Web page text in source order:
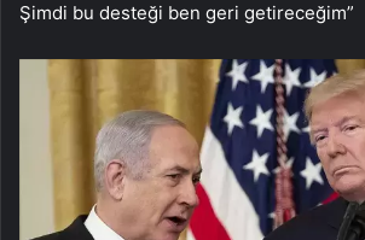
Şimdi bu desteği ben geri getireceğim”